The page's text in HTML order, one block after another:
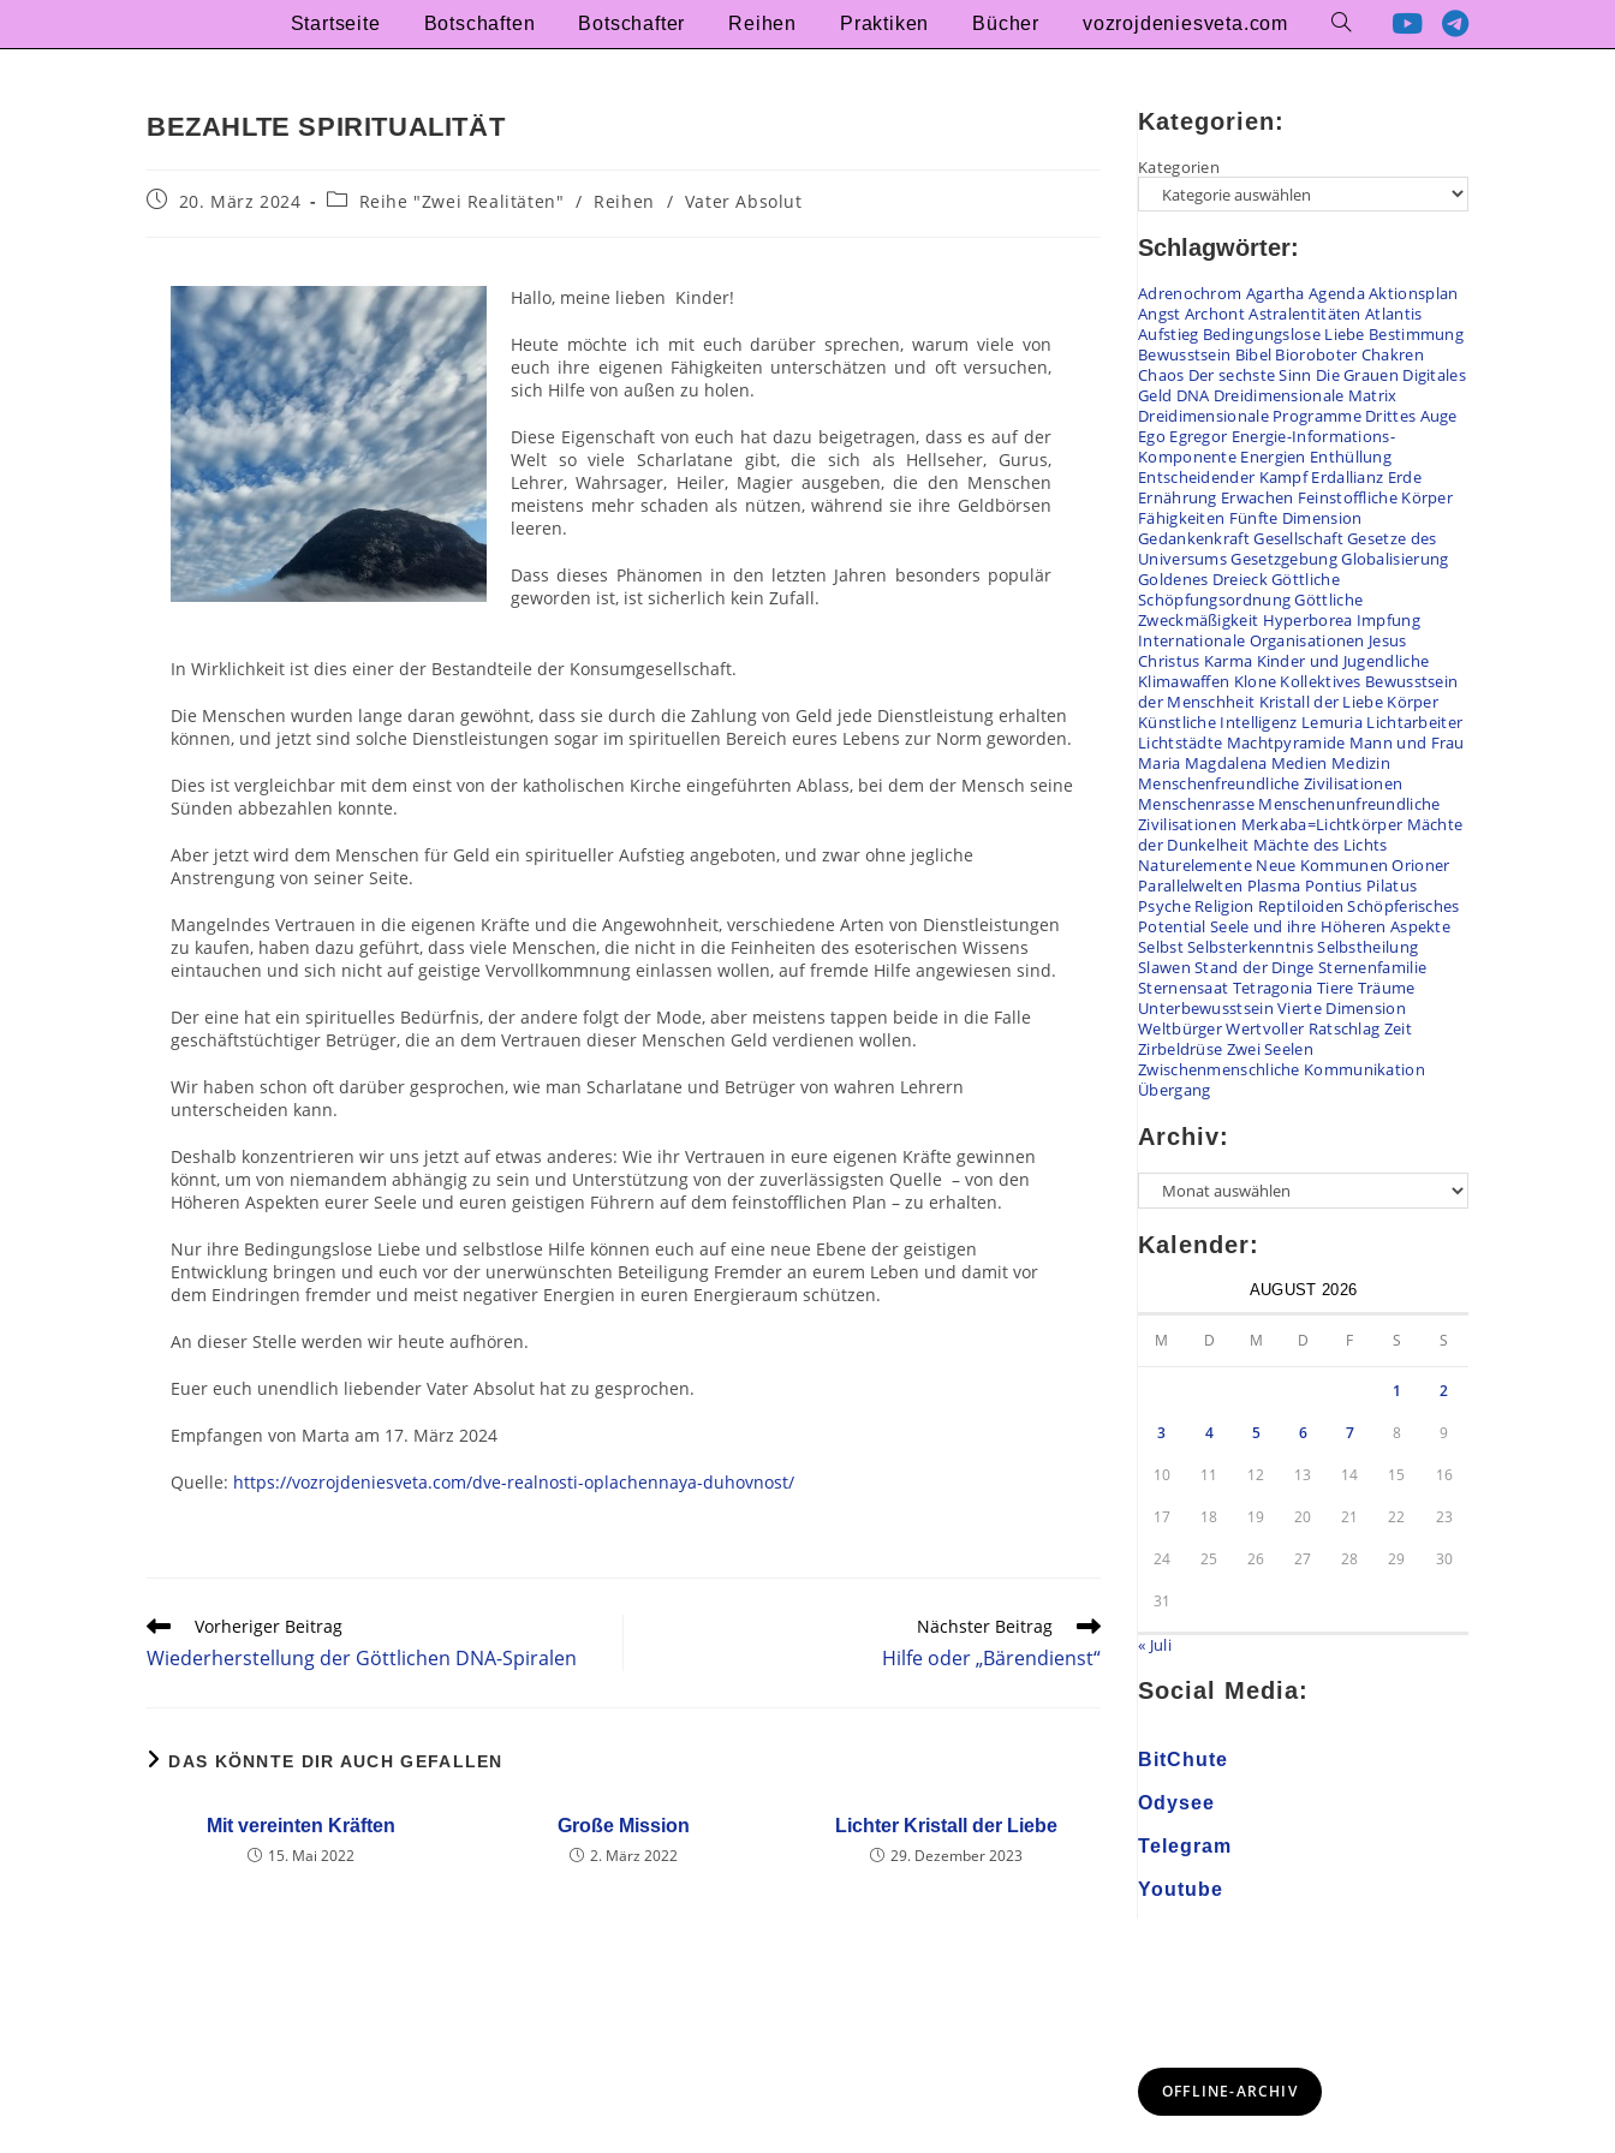
Startseite Botschaften Botschafter Reihen Praktiken Bücher vozrojdeniesveta.com
BEZAHLTE SPIRITUALITÄT
20. März 2024 Reihe "Zwei Realitäten" / Reihen / Vater Absolut
Hallo, meine lieben Kinder!
Heute möchte ich mit euch darüber sprechen, warum viele von
euch ihre eigenen Fähigkeiten unterschätzen und oft versuchen,
sich Hilfe von außen zu holen.
Diese Eigenschaft von euch hat dazu beigetragen, dass es auf der
Welt so viele Scharlatane gibt, die sich als Hellseher, Gurus,
Lehrer, Wahrsager, Heiler, Magier ausgeben, die den Menschen
meistens mehr schaden als nützen, während sie ihre Geldbörsen
leeren.
Dass dieses Phänomen in den letzten Jahren besonders populär
geworden ist, ist sicherlich kein Zufall.
In Wirklichkeit ist dies einer der Bestandteile der Konsumgesellschaft.
Die Menschen wurden lange daran gewöhnt, dass sie durch die Zahlung von Geld jede Dienstleistung erhalten
können, und jetzt sind solche Dienstleistungen sogar im spirituellen Bereich eures Lebens zur Norm geworden.
Dies ist vergleichbar mit dem einst von der katholischen Kirche eingeführten Ablass, bei dem der Mensch seine
Sünden abbezahlen konnte.
Aber jetzt wird dem Menschen für Geld ein spiritueller Aufstieg angeboten, und zwar ohne jegliche
Anstrengung von seiner Seite.
Mangelndes Vertrauen in die eigenen Kräfte und die Angewohnheit, verschiedene Arten von Dienstleistungen
zu kaufen, haben dazu geführt, dass viele Menschen, die nicht in die Feinheiten des esoterischen Wissens
eintauchen und sich nicht auf geistige Vervollkommnung einlassen wollen, auf fremde Hilfe angewiesen sind.
Der eine hat ein spirituelles Bedürfnis, der andere folgt der Mode, aber meistens tappen beide in die Falle
geschäftstüchtiger Betrüger, die an dem Vertrauen dieser Menschen Geld verdienen wollen.
Wir haben schon oft darüber gesprochen, wie man Scharlatane und Betrüger von wahren Lehrern
unterscheiden kann.
Deshalb konzentrieren wir uns jetzt auf etwas anderes: Wie ihr Vertrauen in eure eigenen Kräfte gewinnen
könnt, um von niemandem abhängig zu sein und Unterstützung von der zuverlässigsten Quelle – von den
Höheren Aspekten eurer Seele und euren geistigen Führern auf dem feinstofflichen Plan – zu erhalten.
Nur ihre Bedingungslose Liebe und selbstlose Hilfe können euch auf eine neue Ebene der geistigen
Entwicklung bringen und euch vor der unerwünschten Beteiligung Fremder an eurem Leben und damit vor
dem Eindringen fremder und meist negativer Energien in euren Energieraum schützen.
An dieser Stelle werden wir heute aufhören.
Euer euch unendlich liebender Vater Absolut hat zu gesprochen.
Empfangen von Marta am 17. März 2024
Quelle: https://vozrojdeniesveta.com/dve-realnosti-oplachennaya-duhovnost/
Vorheriger Beitrag
Wiederherstellung der Göttlichen DNA-Spiralen
Nächster Beitrag
Hilfe oder „Bärendienst“
DAS KÖNNTE DIR AUCH GEFALLEN
Mit vereinten Kräften
15. Mai 2022
Große Mission
2. März 2022
Lichter Kristall der Liebe
29. Dezember 2023
Kategorien:
Kategorien
Schlagwörter:
Adrenochrom Agartha AgendaAktionsplan
Angst ArchontAstralentitäten Atlantis
Aufstieg Bedingungslose Liebe Bestimmung
Bewusstsein Bibel Bioroboter Chakren
Chaos Der sechste Sinn Die Grauen Digitales
Geld DNA Dreidimensionale Matrix
Dreidimensionale Programme Drittes Auge
Ego Egregor Energie-Informations-
Komponente Energien Enthüllung
Entscheidender Kampf Erdallianz Erde
Ernährung Erwachen Feinstoffliche Körper
Fähigkeiten Fünfte Dimension
GedankenkraftGesellschaftGesetze des
UniversumsGesetzgebungGlobalisierung
Goldenes DreieckGöttliche
SchöpfungsordnungGöttliche
Zweckmäßigkeit Hyperborea Impfung
Internationale Organisationen Jesus
Christus Karma Kinder und Jugendliche
Klimawaffen Klone Kollektives Bewusstsein
der Menschheit Kristall der Liebe Körper
Künstliche Intelligenz Lemuria Lichtarbeiter
Lichtstädte Machtpyramide Mann und Frau
Maria Magdalena Medien Medizin
Menschenfreundliche Zivilisationen
Menschenrasse Menschenunfreundliche
Zivilisationen Merkaba=Lichtkörper Mächte
der Dunkelheit Mächte des Lichts
Naturelemente Neue Kommunen Orioner
Parallelwelten Plasma Pontius Pilatus
Psyche Religion Reptiloiden Schöpferisches
Potential Seele und ihre Höheren Aspekte
SelbstSelbsterkenntnisSelbstheilung
Slawen Stand der Dinge Sternenfamilie
Sternensaat Tetragonia Tiere Träume
Unterbewusstsein Vierte Dimension
WeltbürgerWertvoller Ratschlag Zeit
Zirbeldrüse Zwei Seelen
Zwischenmenschliche Kommunikation
Übergang
Archiv:
Kalender:
AUGUST 2026
M D M D F S S
1 2
3 4 5 6 7 8 9
10 11 12 13 14 15 16
17 18 19 20 21 22 23
24 25 26 27 28 29 30
31
« Juli
Social Media:
BitChute
Odysee
Telegram
Youtube
OFFLINE-ARCHIV